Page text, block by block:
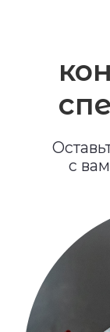
персональных
политикой